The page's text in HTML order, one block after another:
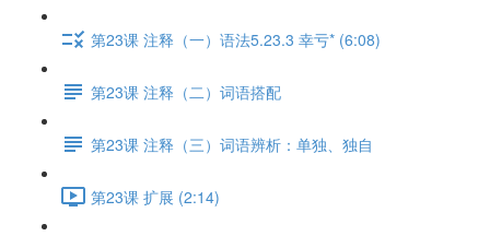
第23课 注释（一）语法5.23.3 幸亏* (6:08)
第23课 注释（二）词语搭配
第23课 注释（三）词语辨析：单独、独自
第23课 扩展 (2:14)